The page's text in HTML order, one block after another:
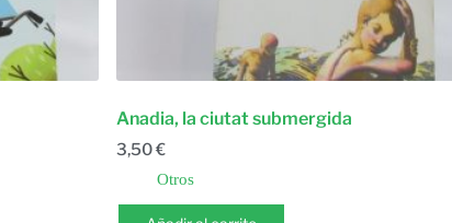
Anadia, la ciutat submergida
3,50€
Otros